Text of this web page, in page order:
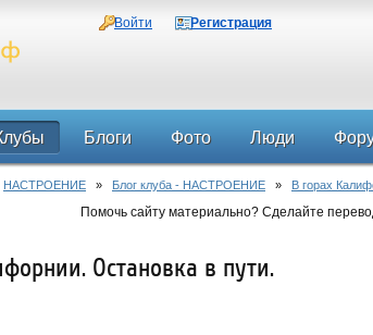
Войти Регистрация
Блоги Фото Люди
НАСТРОЕНИЕ » Блог клуба - НАСТРОЕНИЕ » В горах
Помочь сайту материально? Сделайте
Остановка в пути.